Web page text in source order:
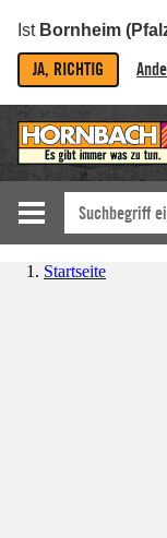
Ist Bornheim
JA, RICHTIG
Startseite